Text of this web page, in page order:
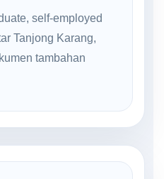
self-employed
Tanjong Karang,
tambahan